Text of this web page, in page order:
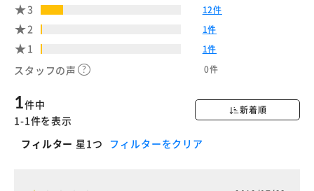
3 12件
2 1件
1 1件
スタッフの声 0件
新着順
1件中
1-1件を表示
フィルター 星1つ フィルターをクリア